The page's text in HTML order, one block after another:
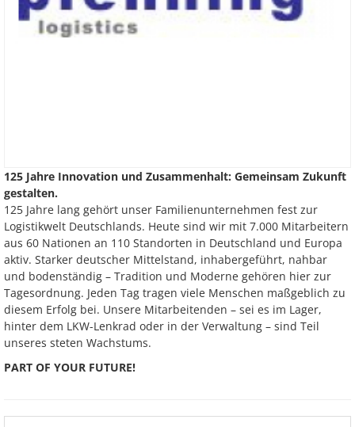
125 Jahre Innovation und Zusammenhalt: Gemeinsam Zukunft
gestalten.
125 Jahre lang gehört unser Familienunternehmen fest zur
Logistikwelt Deutschlands. Heute sind wir mit 7.000 Mitarbeitern
aus 60 Nationen an 110 Standorten in Deutschland und Europa
aktiv. Starker deutscher Mittelstand, inhabergeführt, nahbar
und bodenständig – Tradition und Moderne gehören hier zur
Tagesordnung. Jeden Tag tragen viele Menschen maßgeblich zu
diesem Erfolg bei. Unsere Mitarbeitenden – sei es im Lager,
hinter dem LKW-Lenkrad oder in der Verwaltung – sind Teil
unseres steten Wachstums.
PART OF YOUR FUTURE!